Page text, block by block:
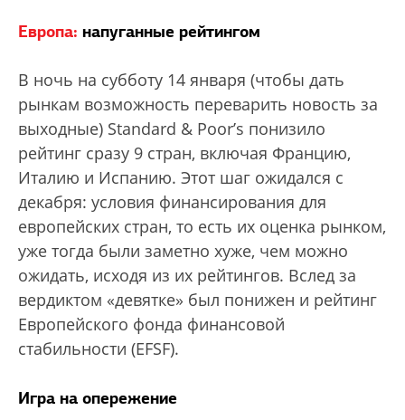
Европа: напуганные рейтингом
В ночь на субботу 14 января (чтобы дать
рынкам возможность переварить новость за
выходные) Stаndard & Poor’s понизило
рейтинг сразу 9 стран, включая Францию,
Италию и Испанию. Этот шаг ожидался с
декабря: условия финансирования для
европейских стран, то есть их оценка рынком,
уже тогда были заметно хуже, чем можно
ожидать, исходя из их рейтингов. Вслед за
вердиктом «девятке» был понижен и рейтинг
Европейского фонда финансовой
стабильности (EFSF).
Игра на опережение